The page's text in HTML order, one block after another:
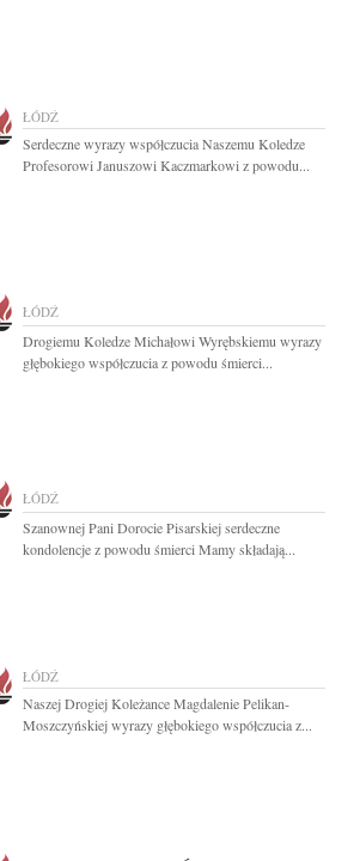
ŁÓDŹ
Serdeczne wyrazy współczucia Naszemu Koledze
Profesorowi Januszowi Kaczmarkowi z powodu...
ŁÓDŹ
Drogiemu Koledze Michałowi Wyrębskiemu wyrazy
głębokiego współczucia z powodu śmierci...
ŁÓDŹ
Szanownej Pani Dorocie Pisarskiej serdeczne
kondolencje z powodu śmierci Mamy składają...
ŁÓDŹ
Naszej Drogiej Koleżance Magdalenie Pelikan-
Moszczyńskiej wyrazy głębokiego współczucia z...